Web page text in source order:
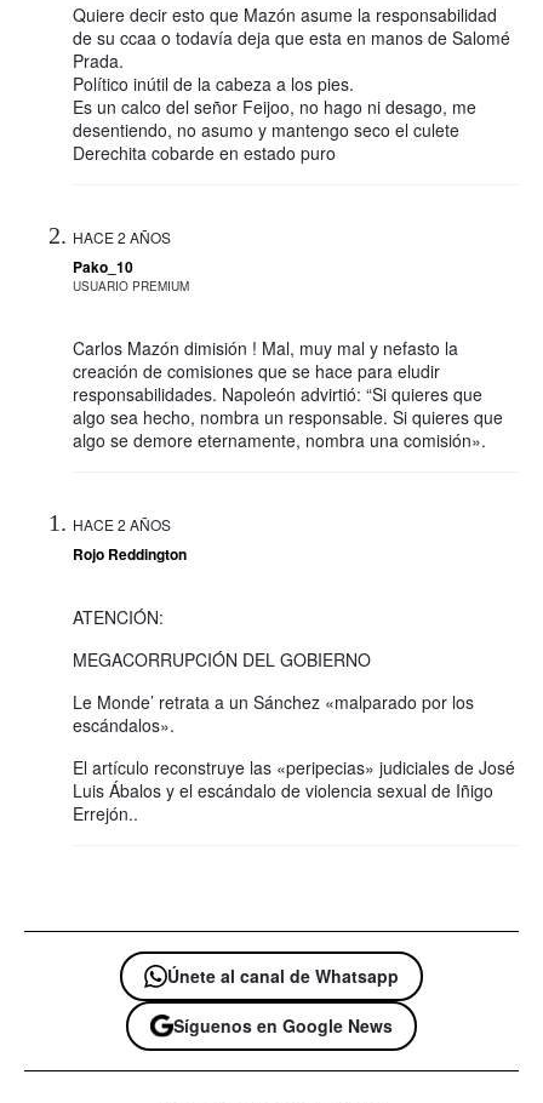
Quiere decir esto que Mazón asume la responsabilidad
de su ccaa o todavía deja que esta en manos de Salomé
Prada.
Político inútil de la cabeza a los pies.
Es un calco del señor Feijoo, no hago ni desago, me
desentiendo, no asumo y mantengo seco el culete
Derechita cobarde en estado puro
HACE 2 AÑOS
Pako_10
USUARIO PREMIUM
Carlos Mazón dimisión ! Mal, muy mal y nefasto la
creación de comisiones que se hace para eludir
responsabilidades. Napoleón advirtió: “Si quieres que
algo sea hecho, nombra un responsable. Si quieres que
algo se demore eternamente, nombra una comisión».
HACE 2 AÑOS
Rojo Reddington
ATENCIÓN:
MEGACORRUPCIÓN DEL GOBIERNO
Le Monde’ retrata a un Sánchez «malparado por los
escándalos».
El artículo reconstruye las «peripecias» judiciales de José
Luis Ábalos y el escándalo de violencia sexual de Iñigo
Errejón..
Únete al canal de Whatsapp
Síguenos en Google News